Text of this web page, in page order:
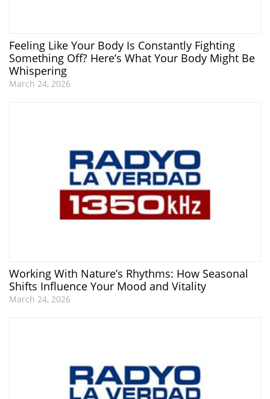
Feeling Like Your Body Is Constantly Fighting
Something Off? Here’s What Your Body Might Be
Whispering
March 24, 2026
Working With Nature’s Rhythms: How Seasonal
Shifts Influence Your Mood and Vitality
March 24, 2026